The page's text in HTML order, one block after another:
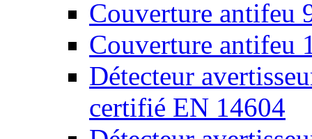
Couverture antifeu
Couverture antifeu
Détecteur
certifié EN 14604